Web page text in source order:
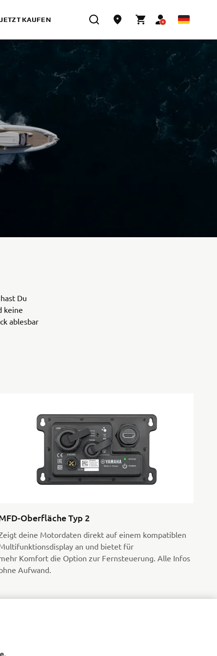
JETZT KAUFEN
Du
keine
ablesbar
Oberfläche Typ 2
deine Motordaten direkt auf einem kompatiblen
an und bietet für
Komfort die Option zur Fernsteuerung. Alle Infos
Aufwand.